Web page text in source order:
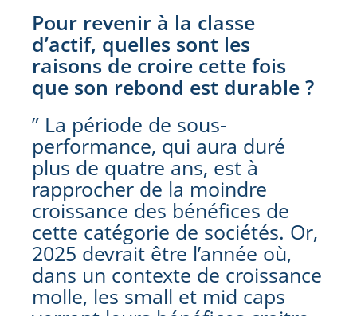
Pour revenir à la classe
d’actif, quelles sont les
raisons de croire cette fois
que son rebond est durable ?
” La période de sous-
performance, qui aura duré
plus de quatre ans, est à
rapprocher de la moindre
croissance des bénéfices de
cette catégorie de sociétés. Or,
2025 devrait être l’année où,
dans un contexte de croissance
molle, les small et mid caps